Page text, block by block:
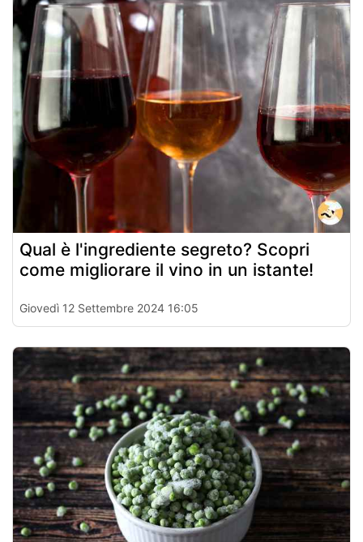
Qual è l'ingrediente segreto? Scopri
come migliorare il vino in un istante!
Giovedì 12 Settembre 2024 16:05